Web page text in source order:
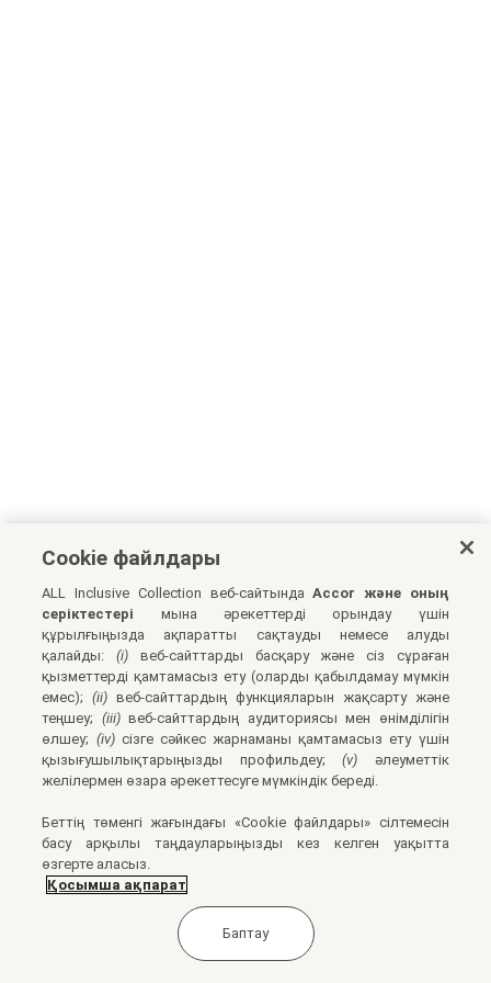
Cookie файлдары
ALL Inclusive Collection веб-сайтындаAccor және оның
серіктестері мына әрекеттерді орындау үшін
құрылғыңызда ақпаратты сақтауды немесе алуды
қалайды:(i) веб-сайттарды басқару және сіз сұраған
қызметтерді қамтамасыз ету (оларды қабылдамау мүмкін
емес);(ii) веб-сайттардың функцияларын жақсарту және
теңшеу; (iii)веб-сайттардың аудиториясы мен өнімділігін
өлшеу; (iv)сізге сәйкес жарнаманы қамтамасыз ету үшін
қызығушылықтарыңызды профильдеу;(v) әлеуметтік
желілермен өзара әрекеттесуге мүмкіндік береді.
Беттің төменгі жағындағы «Cookie файлдары» сілтемесін
басу арқылы таңдауларыңызды кез келген уақытта
өзгерте аласыз.
Қосымша ақпарат
Баптау